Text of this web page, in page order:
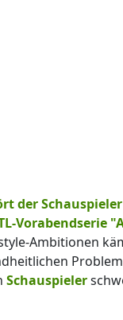
der
Vorabendserie
Ambitionen
Schauspieler